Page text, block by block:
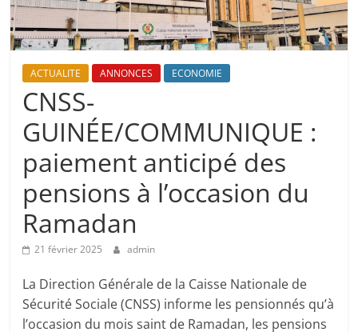
ACTUALITE ANNONCES ECONOMIE
CNSS-
GUINÉE/COMMUNIQUE :
paiement anticipé des
pensions à l’occasion du
Ramadan
21 février 2025 admin
La Direction Générale de la Caisse Nationale de
Sécurité Sociale (CNSS) informe les pensionnés qu’à
l’occasion du mois saint de Ramadan, les pensions